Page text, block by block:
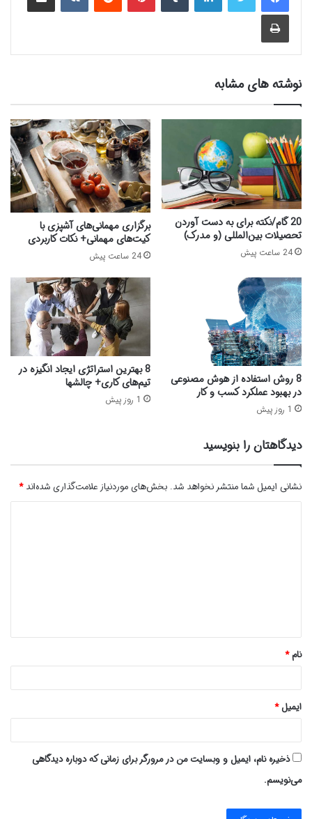
چاپ
نوشته های مشابه
20 گام/نکته برای به دست آوردن
تحصیلات بین‌المللی (و مدرک)
24 ساعت پیش
برگزاری مهمانی‌های آشپزی با
کیت‌های مهمانی+ نکات کاربردی
24 ساعت پیش
8 روش استفاده از هوش مصنوعی
در بهبود عملکرد کسب و کار
1 روز پیش
8 بهترین استراتژی‌ ایجاد انگیزه در
تیم‌های کاری+ چالشها
1 روز پیش
دیدگاهتان را بنویسید
نشانی ایمیل شما منتشر نخواهد شد. بخش‌های موردنیاز علامت‌گذاری شده‌اند*
*
نام*
ایمیل*
ذخیره نام، ایمیل و وبسایت من در مرورگر برای زمانی که دوباره دیدگاهی
می‌نویسم.